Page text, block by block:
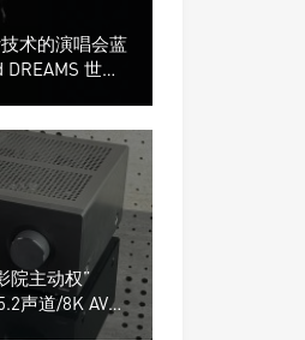
术的演唱会蓝
世界
院主动权”
声道/8K AV放